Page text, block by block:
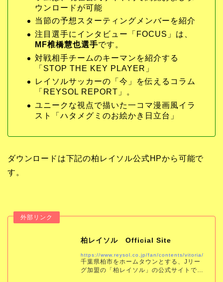
ウンロードが可能
当節の予想スターティングメンバーを紹介
注目選手にインタビュー「FOCUS」は、
MF椎橋慧也選手です。
対戦相手チームのキーマンを紹介する
「STOP THE KEY PLAYER」
レイソルサッカーの「今」を伝えるコラム
「REYSOL REPORT」。
ユニークな視点で描いた一コマ漫画風イラ
スト「ハタメグミのお絵かき日立台」
ダウンロードは下記の柏レイソル公式HPから可能で
す。
柏レイソル Official Site
https://www.reysol.co.jp/fan/contents/vitoria/
千葉県柏市をホームタウンとする、Jリー
グ加盟の「柏レイソル」の公式サイトで